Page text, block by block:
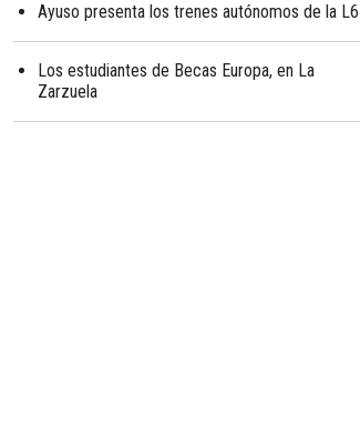
Ayuso presenta los trenes autónomos de la L6
Los estudiantes de Becas Europa, en La
Zarzuela